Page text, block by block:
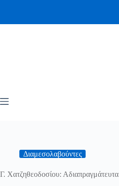
Διαμεσολαβούντες
Γ. Χατζηθεοδοσίου: